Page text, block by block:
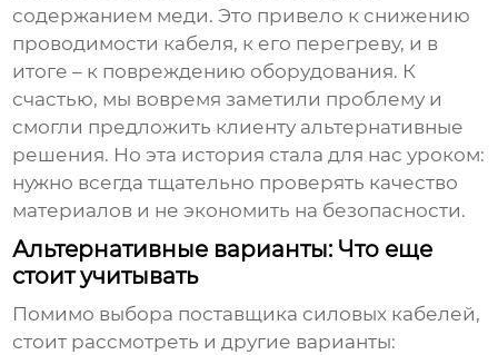
содержанием меди. Это привело к снижению
проводимости кабеля, к его перегреву, и в
итоге – к повреждению оборудования. К
счастью, мы вовремя заметили проблему и
смогли предложить клиенту альтернативные
решения. Но эта история стала для нас уроком:
нужно всегда тщательно проверять качество
материалов и не экономить на безопасности.
Альтернативные варианты: Что еще
стоит учитывать
Помимо выбора поставщика силовых кабелей,
стоит рассмотреть и другие варианты: